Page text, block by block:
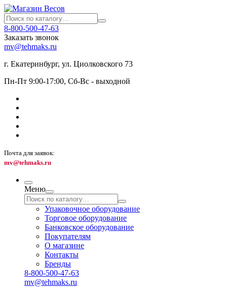
8-800-500-47-63
Заказать звонок
mv@tehmaks.ru
г. Екатеринбург, ул. Циолковского 73
Пн-Пт 9:00-17:00, Сб-Вс - выходной
Почта для заявок:
mv@tehmaks.ru
Меню
Упаковочное оборудование
Торговое оборудование
Банковское оборудование
Покупателям
О магазине
Контакты
Бренды
8-800-500-47-63
mv@tehmaks.ru